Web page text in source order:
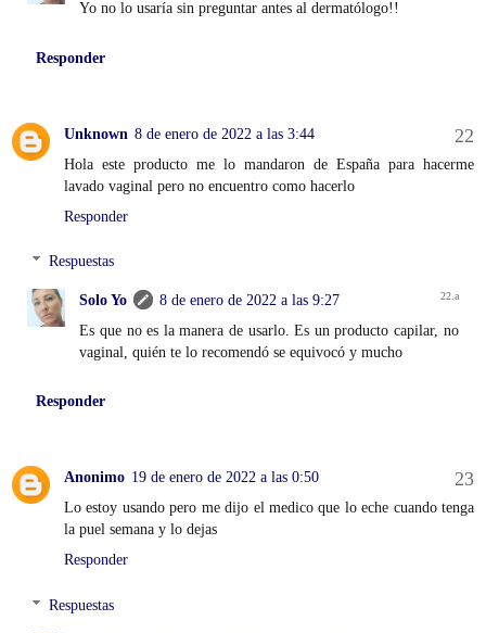
Yo no lo usaría sin preguntar antes al dermatólogo!!
Responder
Unknown 8 de enero de 2022 a las 3:44
Hola este producto me lo mandaron de España para hacerme
lavado vaginal pero no encuentro como hacerlo
Responder
Respuestas
Solo Yo
8 de enero de 2022 a las 9:27
Es que no es la manera de usarlo. Es un producto capilar, no
vaginal, quién te lo recomendó se equivocó y mucho
Responder
Anonimo 19 de enero de 2022 a las 0:50
Lo estoy usando pero me dijo el medico que lo eche cuando tenga
la puel semana y lo dejas
Responder
Respuestas